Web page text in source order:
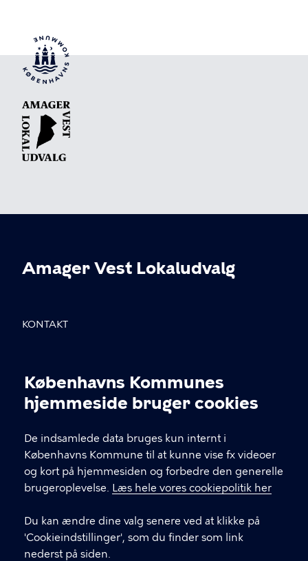
Cookieindstillinger
Københavns Kommunes
hjemmeside bruger cookies
De indsamlede data bruges kun internt i
Københavns Kommune til at kunne vise fx videoer
og kort på hjemmesiden og forbedre den generelle
brugeroplevelse. Læs hele vores cookiepolitik her
Du kan ændre dine valg senere ved at klikke på
'Cookieindstillinger', som du finder som link
nederst på siden.
Amager Vest Lokaludvalg
KONTAKT
info@avlu.dk
21 51 39 35
LINKS
Facebook
Instagram
Kontakt os